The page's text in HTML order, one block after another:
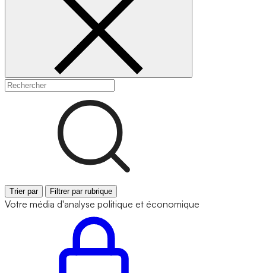
Trier par Filtrer par rubrique
Votre média d'analyse politique et économique